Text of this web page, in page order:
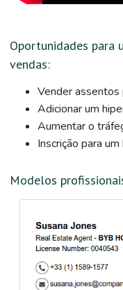
Oportunidades para
vendas:
Vender
Adicionar um
Aumentar o
Inscrição para
Modelos